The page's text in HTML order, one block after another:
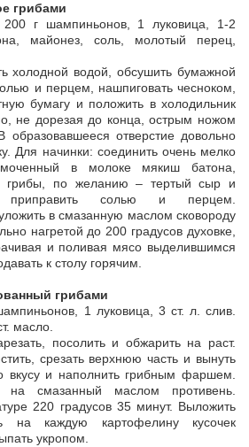
грибами
200 г шампиньонов, 1 луковица, 1-2
майонез, соль, молотый перец,
холодной водой, обсушить бумажной
и перцем, нашпиговать чесноком,
бумагу и положить в холодильник
не дорезая до конца, острым ножом
образовавшееся отверстие довольно
Для начинки: соединить очень мелко
в молоке мякиш батона,
грибы, по желанию – тертый сыр и
приправить солью и перцем.
в смазанную маслом сковороду
нагретой до 200 градусов духовке,
и поливая мясо выделившимся
к столу горячим.
грибами
1 луковица, 3 ст. л. слив.
масло.
посолить и обжарить на раст.
срезать верхнюю часть и вынуть
вкусу и наполнить грибным фаршем.
на смазанный маслом противень.
220 градусов 35 минут. Выложить
на каждую картофелину кусочек
укропом.